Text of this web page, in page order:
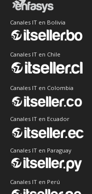
Canales IT en Bolivia
Canales IT en Chile
Canales IT en Colombia
Canales IT en Ecuador
Canales IT en Paraguay
Canales IT en Perú